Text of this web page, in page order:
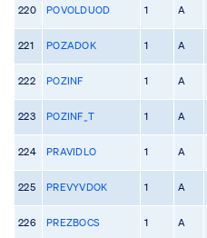
220 POVOLDUOD 1 A
221 POZADOK 1 A
222 POZINF 1 A
223 POZINF_T 1 A
224 PRAVIDLO 1 A
225 PREVYVDOK 1 A
226 PREZBOCS 1 A